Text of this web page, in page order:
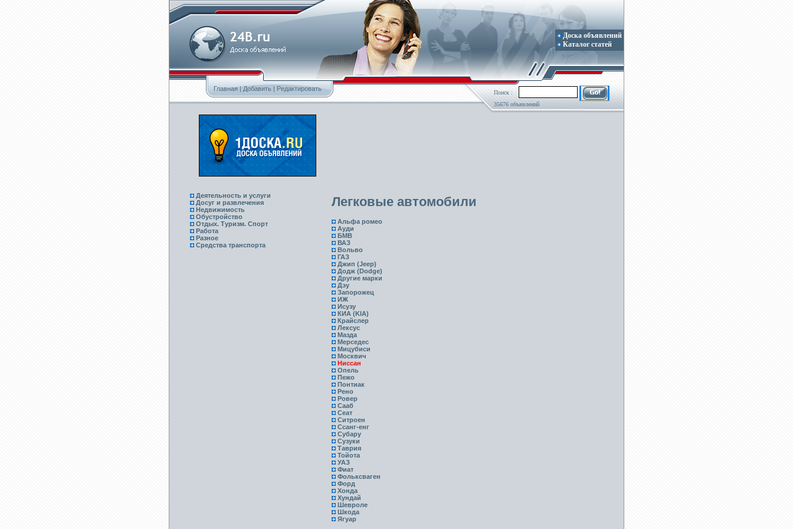
Доска объявлений
Каталог статей
Главная|Добавить | Редактировать
Поиск :
35676 объявлений
Деятельность и услуги
Досуг и развлечения
Недвижимость
Обустройство
Отдых. Туризм. Спорт
Работа
Разное
Средства транспорта
Легковые автомобили
Альфа ромео
Ауди
БМВ
ВАЗ
Вольво
ГАЗ
Джип (Jeep)
Додж (Dodge)
Другие марки
Дэу
Запорожец
ИЖ
Исузу
КИА (KIA)
Крайслер
Лексус
Мазда
Мерседес
Мицубиси
Москвич
Ниссан
Опель
Пежо
Понтиак
Рено
Ровер
Сааб
Сеат
Ситроен
Ссанг-енг
Субару
Сузуки
Таврия
Тойота
УАЗ
Фиат
Фольксваген
Форд
Хонда
Хундай
Шевроле
Шкода
Ягуар